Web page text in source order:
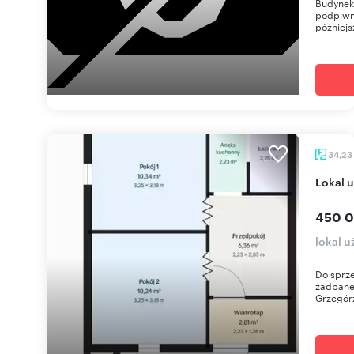
34,23
Lokal
450
lokal
Do